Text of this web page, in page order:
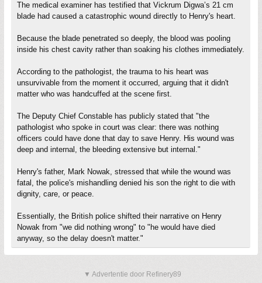
The medical examiner has testified that Vickrum Digwa’s 21 cm
blade had caused a catastrophic wound directly to Henry's heart.
Because the blade penetrated so deeply, the blood was pooling
inside his chest cavity rather than soaking his clothes immediately.
According to the pathologist, the trauma to his heart was
unsurvivable from the moment it occurred, arguing that it didn't
matter who was handcuffed at the scene first.
The Deputy Chief Constable has publicly stated that "the
pathologist who spoke in court was clear: there was nothing
officers could have done that day to save Henry. His wound was
deep and internal, the bleeding extensive but internal."
Henry's father, Mark Nowak, stressed that while the wound was
fatal, the police's mishandling denied his son the right to die with
dignity, care, or peace.
Essentially, the British police shifted their narrative on Henry
Nowak from "we did nothing wrong" to "he would have died
anyway, so the delay doesn't matter."
▼ Advertentie door Refinery89